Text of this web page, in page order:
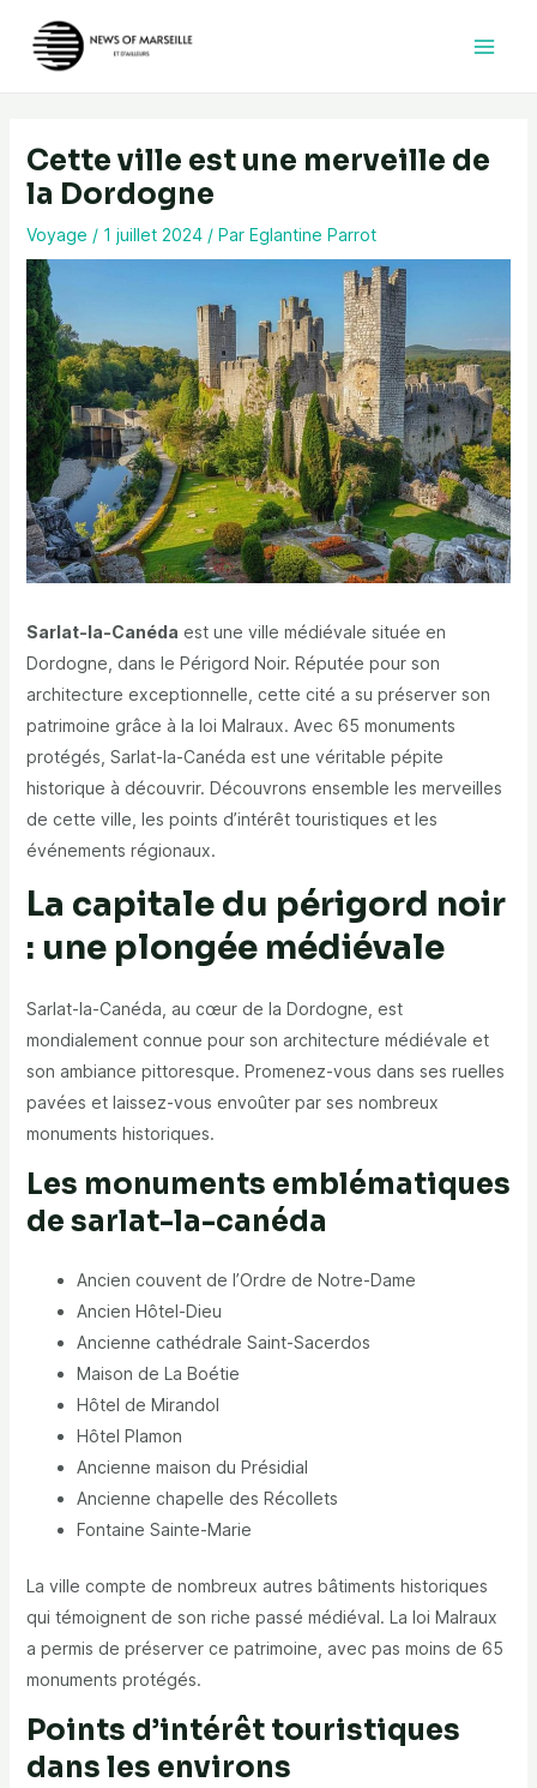
contenu
Cette ville est une merveille de
la Dordogne
Voyage / 1 juillet 2024 / Par Eglantine Parrot
Sarlat-la-Canéda est une ville médiévale située en
Dordogne, dans le Périgord Noir. Réputée pour son
architecture exceptionnelle, cette cité a su préserver son
patrimoine grâce à la loi Malraux. Avec 65 monuments
protégés, Sarlat-la-Canéda est une véritable pépite
historique à découvrir. Découvrons ensemble les merveilles
de cette ville, les points d’intérêt touristiques et les
événements régionaux.
La capitale du périgord noir
: une plongée médiévale
Sarlat-la-Canéda, au cœur de la Dordogne, est
mondialement connue pour son architecture médiévale et
son ambiance pittoresque. Promenez-vous dans ses ruelles
pavées et laissez-vous envoûter par ses nombreux
monuments historiques.
Les monuments emblématiques
de sarlat-la-canéda
Ancien couvent de l’Ordre de Notre-Dame
Ancien Hôtel-Dieu
Ancienne cathédrale Saint-Sacerdos
Maison de La Boétie
Hôtel de Mirandol
Hôtel Plamon
Ancienne maison du Présidial
Ancienne chapelle des Récollets
Fontaine Sainte-Marie
La ville compte de nombreux autres bâtiments historiques
qui témoignent de son riche passé médiéval. La loi Malraux
a permis de préserver ce patrimoine, avec pas moins de 65
monuments protégés.
Points d’intérêt touristiques
dans les environs